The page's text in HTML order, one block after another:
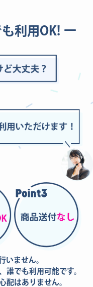
利用OK!
いません。
誰でも利用可能です。
配はありません。